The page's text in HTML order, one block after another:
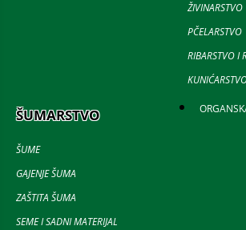
ŽIVINARSTVO
PČELARSTVO
RIBARSTVO I
ŠUMARSTVO
ŠUME
GAJENJE ŠUMA
ZAŠTITA ŠUMA
SEME I SADNI MATERIJAL